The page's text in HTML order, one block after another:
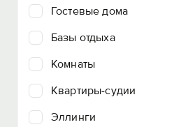
Гостевые дома
Базы отдыха
Комнаты
Квартиры-судии
Эллинги